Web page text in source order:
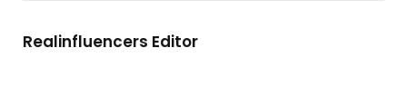
Realinfluencers Editor